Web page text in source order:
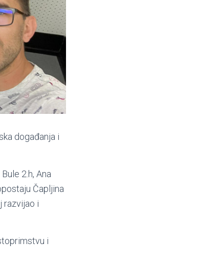
događanja i
2.h, Ana
Čapljina
razvijao i
i